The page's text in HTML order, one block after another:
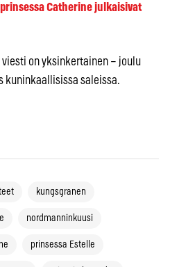
Catherine julkaisivat
on yksinkertainen – joulu
kuninkaallisissa saleissa.
kungsgranen
nordmanninkuusi
prinsessa Estelle